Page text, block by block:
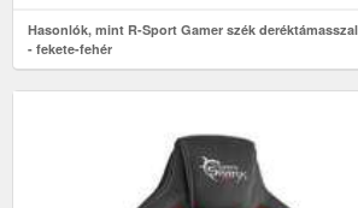
Hasonlók, mint R-Sport Gamer szék
- fekete-fehér